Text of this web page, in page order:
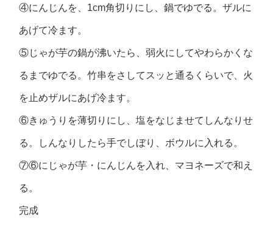
④にんじんを、1cm角切りにし、鍋でゆでる。ザルに
あげて冷ます。
⑤じゃが芋の鍋が沸いたら、弱火にしてやわらかくな
るまでゆでる。竹串をさしてスッと通るくらいで、火
を止めザルにあげ冷ます。
⑥きゅうりを薄切りにし、塩をなじませてしんなりせ
る。しんなりしたら手でしぼり、ボウルに入れる。
⑦⑥にじゃが芋・にんじんを入れ、マヨネーズで和え
る。
完成